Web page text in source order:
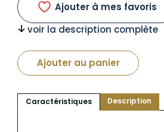
Ajouter à mes favoris
voir la description complète
Ajouter au panier
Caractéristiques Description